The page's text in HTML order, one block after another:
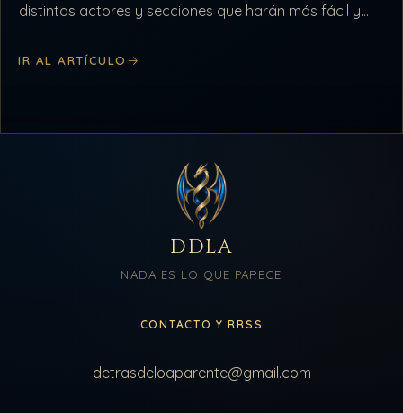
distintos actores y secciones que harán más fácil y…
IR AL ARTÍCULO
DDLA
NADA ES LO QUE PARECE
CONTACTO Y RRSS
detrasdeloaparente@gmail.com